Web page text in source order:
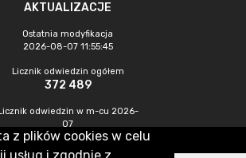
AKTUALIZACJE
Ostatnia modyfikacja
2026-08-07 11:55:45
Licznik odwiedzin ogółem
372 489
odwiedzin w m-cu 2026-
07
1 193
z plików cookies w celu